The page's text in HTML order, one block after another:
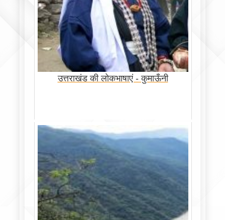
उत्तराखंड की लोकभाषाएं - कुमाऊँनी